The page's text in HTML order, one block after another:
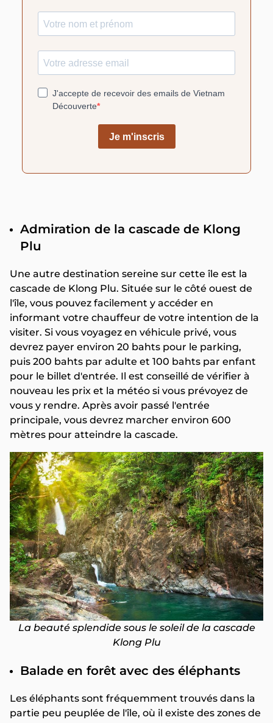
Admiration de la cascade de Klong
Plu
Une autre destination sereine sur cette île est la
cascade de Klong Plu. Située sur le côté ouest de
l'île, vous pouvez facilement y accéder en
informant votre chauffeur de votre intention de la
visiter. Si vous voyagez en véhicule privé, vous
devrez payer environ 20 bahts pour le parking,
puis 200 bahts par adulte et 100 bahts par enfant
pour le billet d'entrée. Il est conseillé de vérifier à
nouveau les prix et la météo si vous prévoyez de
vous y rendre. Après avoir passé l'entrée
principale, vous devrez marcher environ 600
mètres pour atteindre la cascade.
La beauté splendide sous le soleil de la cascade
Klong Plu
Balade en forêt avec des éléphants
Les éléphants sont fréquemment trouvés dans la
partie peu peuplée de l'île, où il existe des zones de